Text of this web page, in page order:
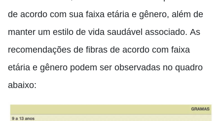
de acordo com sua faixa etária e gênero, além de
manter um estilo de vida saudável associado. As
recomendações de fibras de acordo com faixa
etária e gênero podem ser observadas no quadro
abaixo: